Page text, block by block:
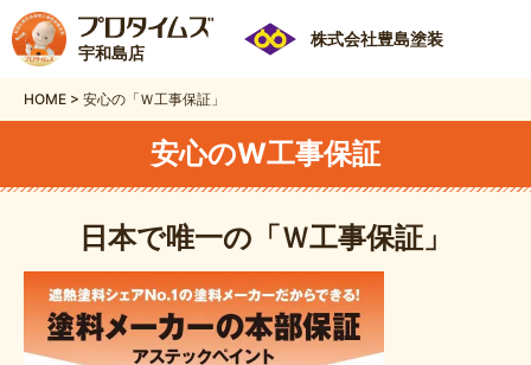
宇和島店
株式会社豊島塗装
HOME > 安心の「Ｗ工事保証」
安心のW工事保証
日本で唯一の「Ｗ工事保証」